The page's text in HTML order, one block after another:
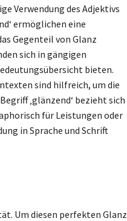
Verwendung des Adjektivs
ermöglichen eine
Gegenteil von Glanz
sich in gängigen
bieten.
sind hilfreich, um die
‚glänzend‘ bezieht sich
für Leistungen oder
in Sprache und Schrift
Um diesen perfekten Glanz